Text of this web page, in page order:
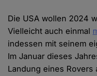
Die USA wollen 2024
Vielleicht auch einmal
indessen mit seinem
Im Januar dieses
Landung eines